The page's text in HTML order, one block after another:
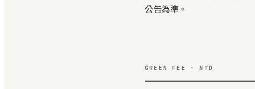
公告為準。
GREEN FEE · NTD